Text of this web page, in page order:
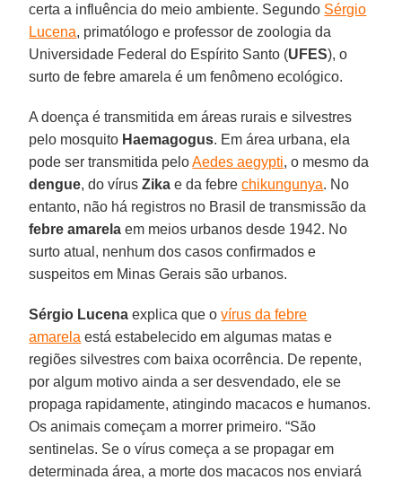
certa a influência do meio ambiente. Segundo Sérgio
Lucena, primatólogo e professor de zoologia da
Universidade Federal do Espírito Santo (UFES), o
surto de febre amarela é um fenômeno ecológico.
A doença é transmitida em áreas rurais e silvestres
pelo mosquito Haemagogus. Em área urbana, ela
pode ser transmitida peloAedes aegypti, o mesmo da
dengue, do vírusZika e da febrechikungunya. No
entanto, não há registros no Brasil de transmissão da
febre amarela em meios urbanos desde 1942. No
surto atual, nenhum dos casos confirmados e
suspeitos em Minas Gerais são urbanos.
Sérgio Lucena explica que ovírus da febre
amarela está estabelecido em algumas matas e
regiões silvestres com baixa ocorrência. De repente,
por algum motivo ainda a ser desvendado, ele se
propaga rapidamente, atingindo macacos e humanos.
Os animais começam a morrer primeiro. “São
sentinelas. Se o vírus começa a se propagar em
determinada área, a morte dos macacos nos enviará